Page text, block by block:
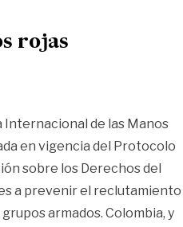
rojas
Internacional de las Manos
en vigencia del Protocolo
sobre los Derechos del
a prevenir el reclutamiento
armados. Colombia, y